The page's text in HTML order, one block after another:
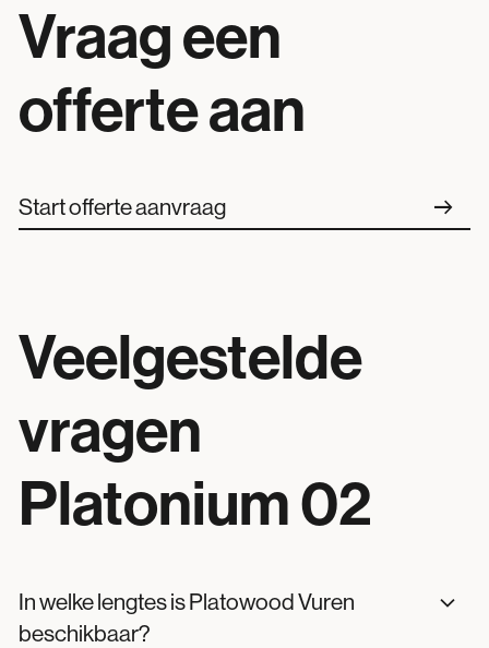
Vraag een
offerte aan
Start offerte aanvraag arrow_right_alt
Veelgestelde
vragen
Platonium 02
In welke lengtes is Platowood Vuren
beschikbaar?